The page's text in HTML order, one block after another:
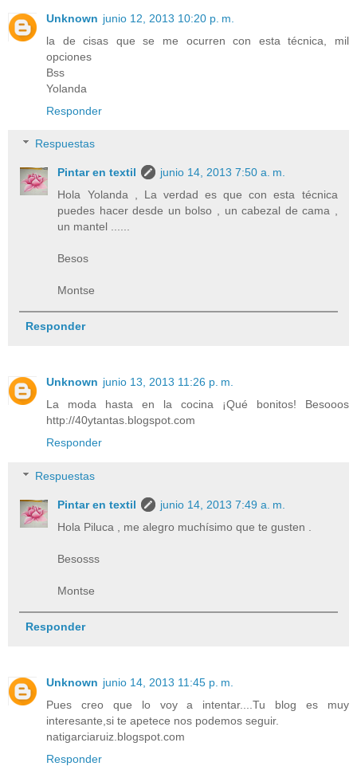
Unknown junio 12, 2013 10:20 p. m.
la de cisas que se me ocurren con esta técnica, mil
opciones
Bss
Yolanda
Responder
Respuestas
Pintar en textil
junio 14, 2013 7:50 a. m.
Hola Yolanda , La verdad es que con esta técnica
puedes hacer desde un bolso , un cabezal de cama ,
un mantel ......
Besos
Montse
Responder
Unknown junio 13, 2013 11:26 p. m.
La moda hasta en la cocina ¡Qué bonitos! Besooos
http://40ytantas.blogspot.com
Responder
Respuestas
Pintar en textil
junio 14, 2013 7:49 a. m.
Hola Piluca , me alegro muchísimo que te gusten .
Besosss
Montse
Responder
Unknown junio 14, 2013 11:45 p. m.
Pues creo que lo voy a intentar....Tu blog es muy
interesante,si te apetece nos podemos seguir.
natigarciaruiz.blogspot.com
Responder